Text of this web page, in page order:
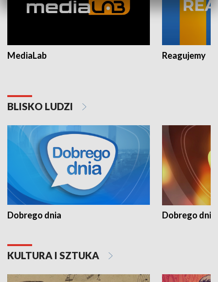
MediaLab Reagujemy
BLISKO LUDZI
Dobrego dnia Dobrego dnia
KULTURA I SZTUKA